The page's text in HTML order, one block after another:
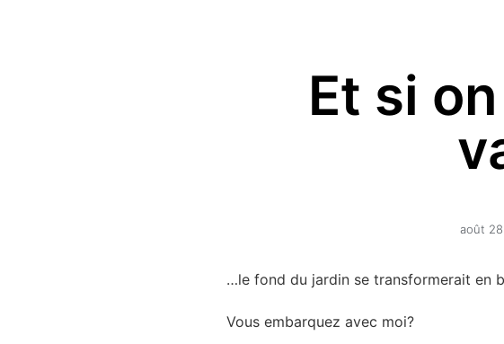
Et si
août
…le fond du jardin se transformerait en
Vous embarquez avec moi?